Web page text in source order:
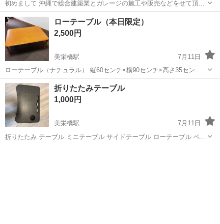
初めまして 沖縄で総合建築業とガレージの施工や販売などをせて頂い
ています。 打合せ見積【無料】 基礎工事から引渡しまで私達の方で責
任をもって致します。 ※お客様の要望のサイズでのオーダーがやカラ
ーバリエーションがあり...
沖縄 那覇市 美栄橋駅 その他 ガレージ
ローテーブル（本日限定）
2,500円
美栄橋駅
7月11日
ローテーブル（ナチュラル） 縦60センチ×横90センチ×高さ35センチ
使用感は直接、ご確認下さい
沖縄 那覇市 美栄橋駅 テーブル
折りたたみテーブル
1,000円
美栄橋駅
7月11日
折りたたみ テーブル ミニテーブル サイドテーブル ローテーブル ベッ